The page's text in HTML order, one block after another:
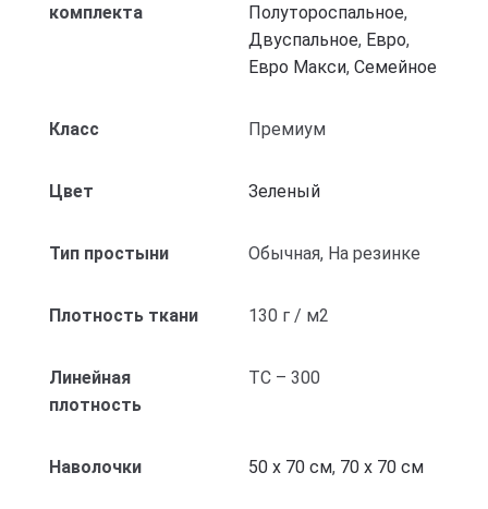
комплекта
Полутороспальное,
Двуспальное, Евро,
Евро Макси,Семейное
Класс Премиум
Цвет Зеленый
Тип простыни Обычная, На резинке
Плотность ткани 130 г / м2
Линейная
плотность
ТС – 300
Наволочки 50 x 70 см, 70 x 70 см